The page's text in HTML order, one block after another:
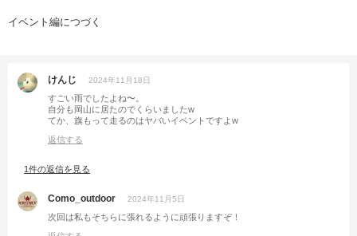
イベント編につづく
けんじ 2024年11月18日
すごい雨でしたよね〜。
自分も岡山に居たのでくらいましたw
てか、旗もって走るのはヤバいイベントですよw
返信する
1件の返信を見る
Como_outdoor 2024年11月5日
次回は私もそちらに張れるように頑張りますぞ！